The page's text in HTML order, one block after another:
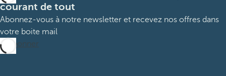
courant de tout
Abonnez-vous à notre newsletter et recevez nos offres dans
votre boite mail
M’abonner